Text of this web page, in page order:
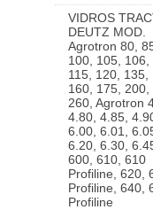
VIDROS
DEUTZ MOD.
Agrotron 80,
100, 105, 106,
115, 120, 135,
160, 175, 200,
260, Agrotron
4.80, 4.85,
6.00, 6.01,
6.20, 6.30,
600, 610, 610
Profiline, 620,
Profiline, 640,
Profiline